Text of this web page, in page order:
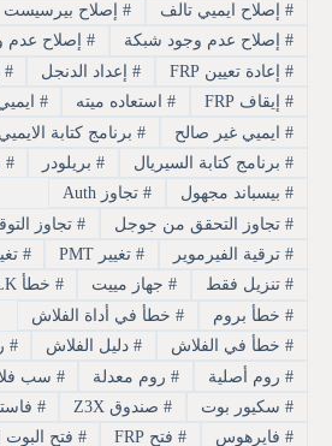
#إصلاح ايميي تالف #إصلاح بيرسيست
#إصلاح عدم وجود شبكة #إصلاح عدم
#إعادة تعيين FRP #إعداد الدنجل #
#إيقاف FRP #استعاده ميته #
#ايميي غير صالح #برنامج كتابة الايميي
#برنامج كتابة السيريال #بريلودر #
#بيسباند مجهول #تجاوز Auth
#تجاوز التحقق من جوجل #تجاوز
#ترقية الفيرموير #تغيير PMT #
#تنزيل فقط #جهاز مييت # خطأ LK
#خطأ بروم #خطأ في أداة الفلاش
#خطأ في الفلاش #دليل الفلاش #
#روم أصلية #روم معدلة # سب
#سكيور بوت #صندوق Z3X #
#فايرهوس #فتح FRP # فتح البوت